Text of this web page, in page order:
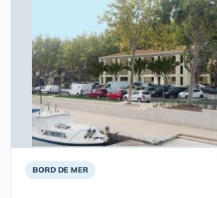
BORD DE MER